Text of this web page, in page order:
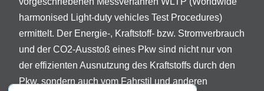
harmonised Light-duty vehicles Test Procedures)
ermittelt. Der Energie-, Kraftstoff- bzw. Stromverbrauch
und der CO2-Ausstoß eines Pkw sind nicht nur von
der effizienten Ausnutzung des Kraftstoffs durch den
Pkw, sondern auch vom Fahrstil und anderen